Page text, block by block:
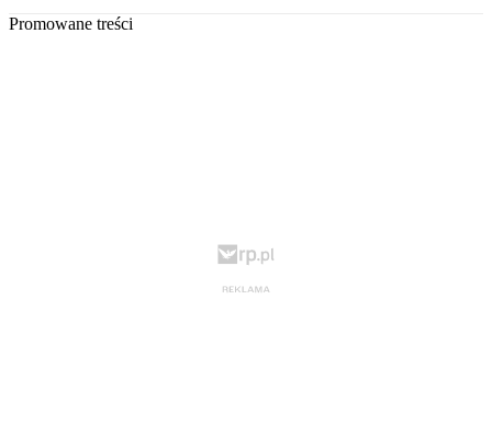
Promowane treści